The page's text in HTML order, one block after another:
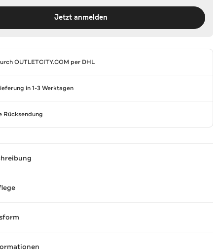
Jetzt anmelden
OUTLETCITY.COM per DHL
in 1-3 Werktagen
Rücksendung